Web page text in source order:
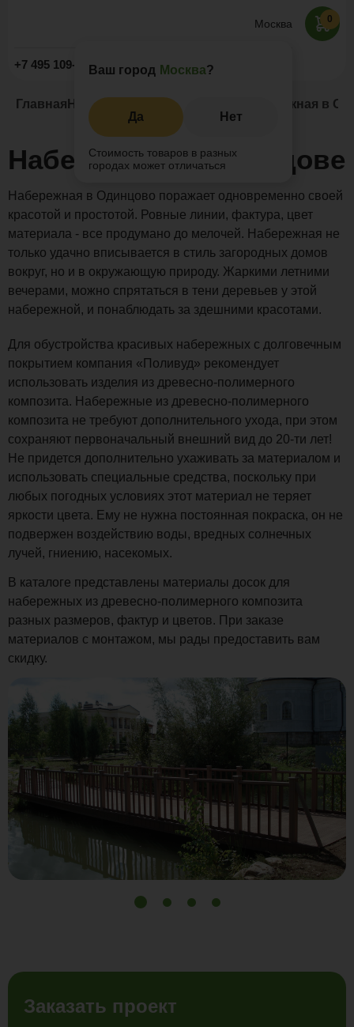
Москва
Ваш город Москва?
Да Нет
Стоимость товаров в разных
городах может отличаться
+7 495 109-52-09 Заказать звонок
0
Главная Наши проекты Набережные Набережная в
Набережная в Одинцове
Набережная в Одинцово поражает одновременно своей
красотой и простотой. Ровные линии, фактура, цвет
материала - все продумано до мелочей. Набережная не
только удачно вписывается в стиль загородных домов
вокруг, но и в окружающую природу. Жаркими летними
вечерами, можно спрятаться в тени деревьев у этой
набережной, и понаблюдать за здешними красотами.
Для обустройства красивых набережных с долговечным
покрытием компания «Поливуд» рекомендует
использовать изделия из древесно-полимерного
композита. Набережные из древесно-полимерного
композита не требуют дополнительного ухода, при этом
сохраняют первоначальный внешний вид до 20-ти лет!
Не придется дополнительно ухаживать за материалом и
использовать специальные средства, поскольку при
любых погодных условиях этот материал не теряет
яркости цвета. Ему не нужна постоянная покраска, он не
подвержен воздействию воды, вредных солнечных
лучей, гниению, насекомых.
В каталоге представлены материалы досок для
набережных из древесно-полимерного композита
разных размеров, фактур и цветов. При заказе
материалов с монтажом, мы рады предоставить вам
скидку.
Заказать проект